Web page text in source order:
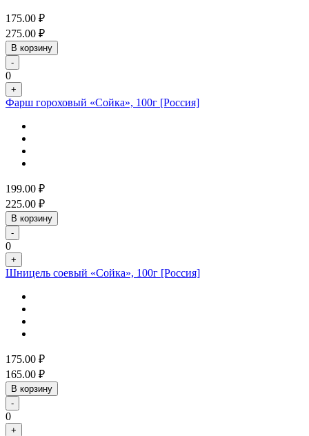
175.00 ₽
275.00 ₽
В корзину
-
0
+
Фарш гороховый «Сойка», 100г [Россия]
199.00 ₽
225.00 ₽
В корзину
-
0
+
Шницель соевый «Сойка», 100г [Россия]
175.00 ₽
165.00 ₽
В корзину
-
0
+